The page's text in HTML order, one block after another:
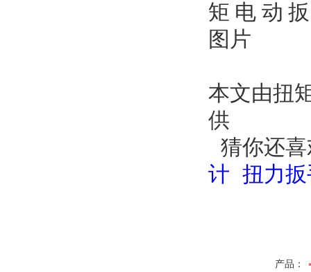
本文由扭
供
猜你还
计 扭力
产品：